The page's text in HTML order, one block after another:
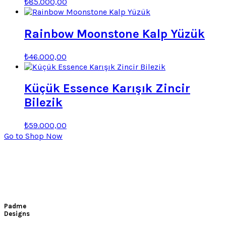
Rainbow Moonstone Kalp Yüzük
₺46.000,00
Küçük Essence Karışık Zincir
Bilezik
Orijinal
fiyat:
₺59.000,00
Go to Shop Now
Padme
Designs